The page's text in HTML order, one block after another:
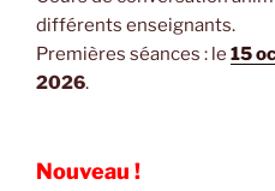
différents enseignants.
Premières séances : le 15
2026.
Nouveau !